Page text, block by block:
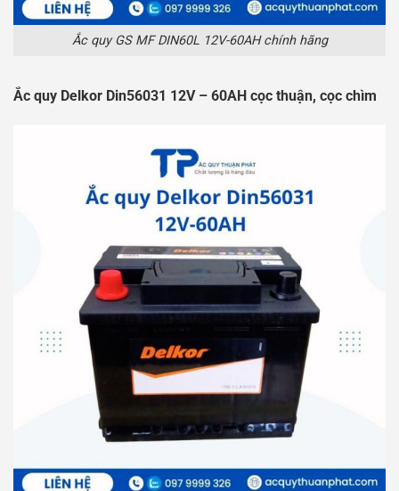
Ắc quy GS MF DIN60L 12V-60AH chính hãng
Ắc quy Delkor Din56031 12V – 60AH cọc thuận, cọc chìm